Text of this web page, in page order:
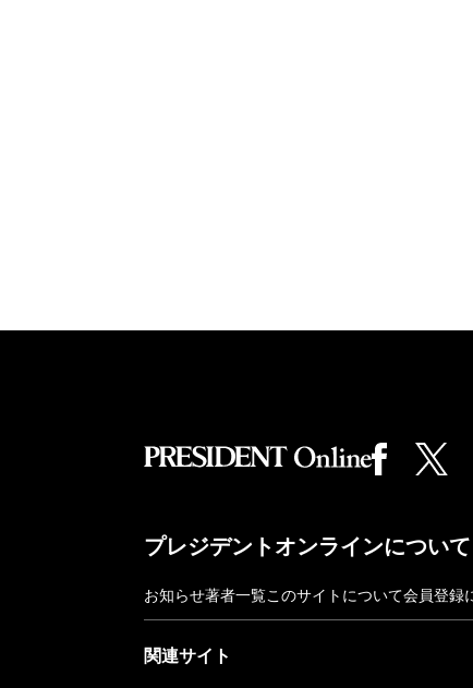
プレジデントオンラインについて
お知らせ著者一覧このサイトについて会員登録
関連サイト